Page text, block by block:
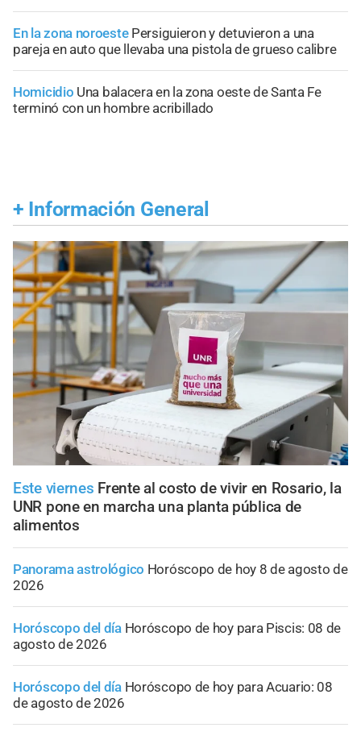
En la zona noroeste Persiguieron y detuvieron a una
pareja en auto que llevaba una pistola de grueso calibre
Homicidio Una balacera en la zona oeste de Santa Fe
terminó con un hombre acribillado
+ Información General
Este viernes Frente al costo de vivir en Rosario, la
UNR pone en marcha una planta pública de
alimentos
Panorama astrológico Horóscopo de hoy 8 de agosto de
2026
Horóscopo del día Horóscopo de hoy para Piscis: 08 de
agosto de 2026
Horóscopo del día Horóscopo de hoy para Acuario: 08
de agosto de 2026